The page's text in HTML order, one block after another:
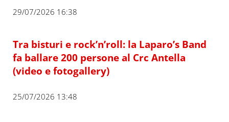
29/07/2026 16:38
Tra bisturi e rock’n’roll: la Laparo’s Band
fa ballare 200 persone al Crc Antella
(video e fotogallery)
25/07/2026 13:48